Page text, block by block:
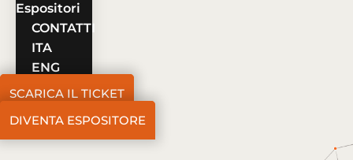
Espositori
CONTATTI
ITA
ENG
SCARICA IL TICKET
DIVENTA ESPOSITORE